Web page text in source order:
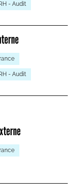
- Audit
- Audit